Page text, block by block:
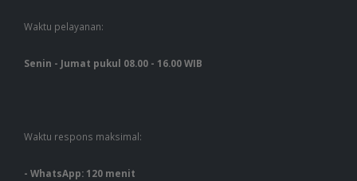
Waktu pelayanan:
Senin - Jumat pukul 08.00 - 16.00 WIB
Waktu respons maksimal:
- WhatsApp: 120 menit